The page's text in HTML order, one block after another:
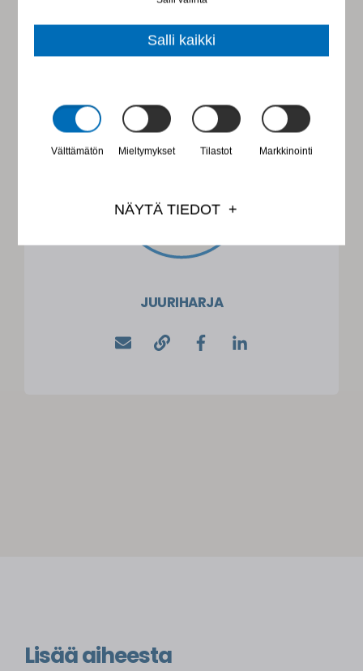
Salli kaikki
Välttämätön Mieltymykset Tilastot Markkinointi
NÄYTÄ TIEDOT
JUURIHARJA
Lisää aiheesta